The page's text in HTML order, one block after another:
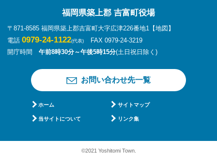
福岡県築上郡 吉富町役場
〒871-8585 福岡県築上郡吉富町大字広津226番地1 【地図】
電話 0979-24-1122(代表)
FAX 0979-24-3219
開庁時間 午前8時30分～午後5時15分(土日祝日除く)
お問い合わせ先一覧
ホーム サイトマップ
当サイトについて リンク集
©2021 Yoshitomi Town.